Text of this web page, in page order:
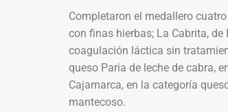
Completaron el medallero
con finas hierbas; La Cabrita,
coagulación láctica sin
queso Paria de leche de cabra,
Cajamarca, en la categoría
mantecoso.